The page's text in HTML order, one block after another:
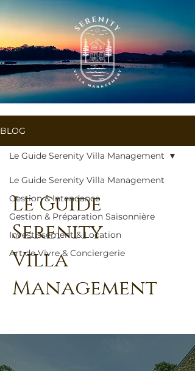
BLOG
Le Guide Serenity Villa Management
Gestion & Intendance
Gestion & Préparation Saisonnière
Investissement & Location
Art de Vivre & Conciergerie
Le Guide Serenity Villa Management
Le Guide
Serenity
Villa
Management